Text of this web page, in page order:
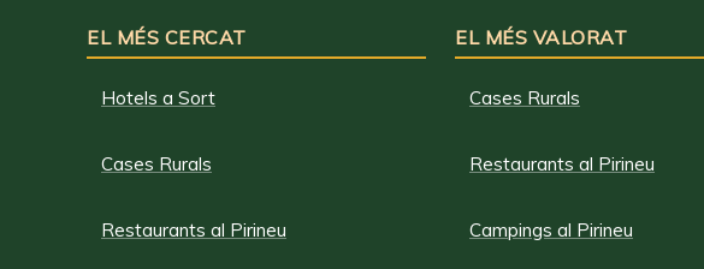
EL MÉS CERCAT
Hotels a Sort
Cases Rurals
Restaurants al Pirineu
EL MÉS VALORAT
Cases Rurals
Restaurants al Pirineu
Campings al Pirineu